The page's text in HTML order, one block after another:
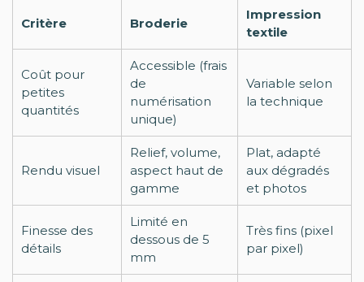
Critère Broderie
Impression
textile
Coût pour
petites
quantités
Accessible (frais
de
numérisation
unique)
Variable selon
la technique
Rendu visuel
Relief, volume,
aspect haut de
gamme
Plat, adapté
aux dégradés
et photos
Finesse des
détails
Limité en
dessous de 5
mm
Très fins (pixel
par pixel)